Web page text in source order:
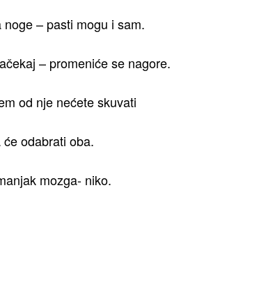
– pasti mogu i sam.
– promeniće se nagore.
od nje nećete skuvati
odabrati oba.
mozga- niko.